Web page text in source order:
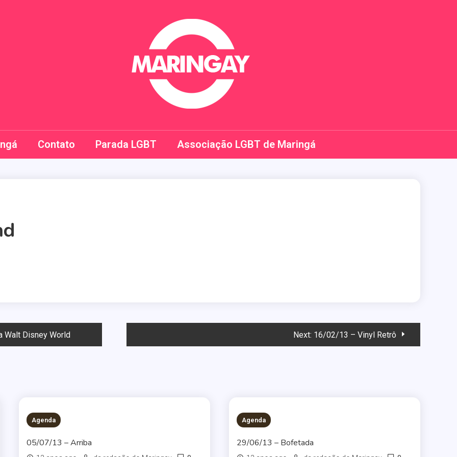
Maringay
Contato Parada LGBT Associação LGBT de Maringá
Walt Disney World Next: 16/02/13 – Vinyl Retrô
Agenda
05/07/13 – Arriba
Agenda
29/06/13 – Bofetada